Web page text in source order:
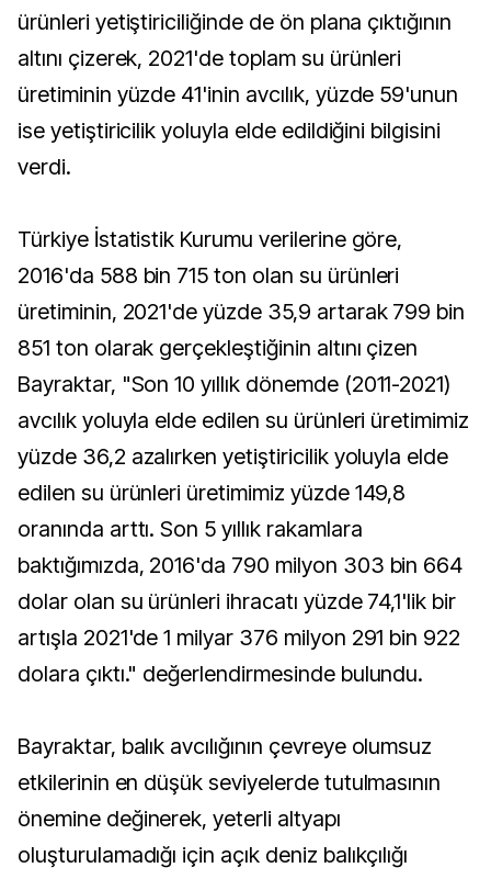
ürünleri yetiştiriciliğinde de ön plana çıktığının
altını çizerek, 2021'de toplam su ürünleri
üretiminin yüzde 41'inin avcılık, yüzde 59'unun
ise yetiştiricilik yoluyla elde edildiğini bilgisini
verdi.
Türkiye İstatistik Kurumu verilerine göre,
2016'da 588 bin 715 ton olan su ürünleri
üretiminin, 2021'de yüzde 35,9 artarak 799 bin
851 ton olarak gerçekleştiğinin altını çizen
Bayraktar, "Son 10 yıllık dönemde (2011-2021)
avcılık yoluyla elde edilen su ürünleri üretimimiz
yüzde 36,2 azalırken yetiştiricilik yoluyla elde
edilen su ürünleri üretimimiz yüzde 149,8
oranında arttı. Son 5 yıllık rakamlara
baktığımızda, 2016'da 790 milyon 303 bin 664
dolar olan su ürünleri ihracatı yüzde 74,1'lik bir
artışla 2021'de 1 milyar 376 milyon 291 bin 922
dolara çıktı." değerlendirmesinde bulundu.
Bayraktar, balık avcılığının çevreye olumsuz
etkilerinin en düşük seviyelerde tutulmasının
önemine değinerek, yeterli altyapı
oluşturulamadığı için açık deniz balıkçılığı